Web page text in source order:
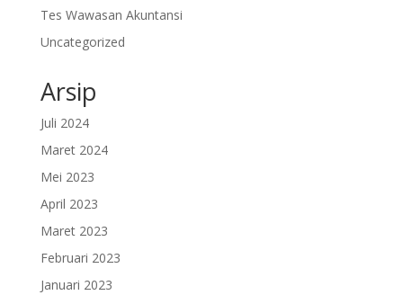
Tes Wawasan Akuntansi
Uncategorized
Arsip
Juli 2024
Maret 2024
Mei 2023
April 2023
Maret 2023
Februari 2023
Januari 2023